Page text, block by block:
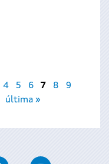
4 5 6 7 8
9
última »